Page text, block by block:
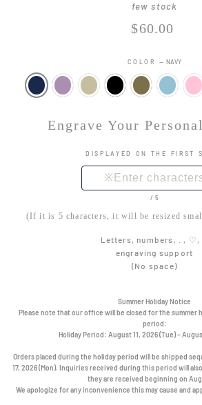
段
階
評
中
4.8
to
to
few stock
Regular
price
$60.00
COLOR — NAVY
Engrave Your
DISPLAYED ON THE FIRST
/5
(If it is 5 characters, it will be resized
Letters, numbers, . , ♡,
engraving support
(No space)
Summer Holiday Notice
Please note that our office will be closed for the summer
period:
Holiday Period: August 11, 2026 (Tue) –
Orders placed during the holiday period will be shipped
17, 2026 (Mon). Inquiries received during this period will
they are received beginning on
We apologize for any inconvenience this may cause and